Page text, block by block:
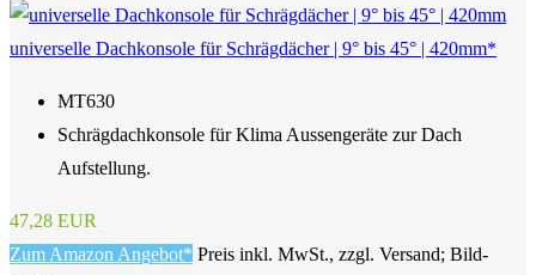
universelle Dachkonsole für Schrägdächer | 9° bis 45° | 420mm*
MT630
Schrägdachkonsole für Klima Aussengeräte zur Dach
Aufstellung.
47,28 EUR
Zum Amazon Angebot* Preis inkl. MwSt., zzgl. Versand; Bild-